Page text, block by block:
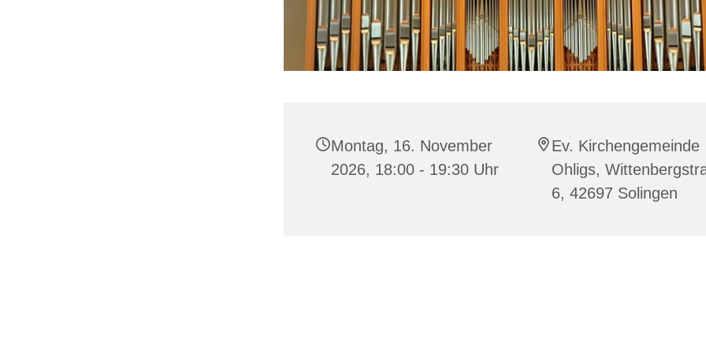
Montag, 16. November
2026, 18:00 - 19:30 Uhr
Ev. Kirchengemeinde
Ohligs,
6, 42697 Solingen